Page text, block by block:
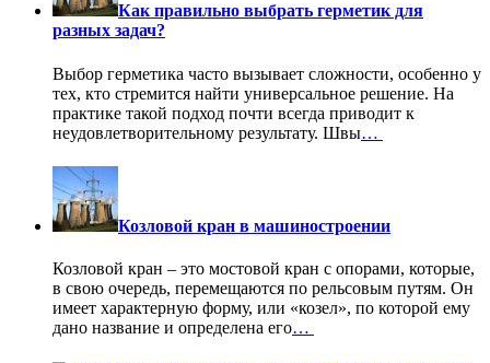
Как правильно выбрать герметик для
разных задач?
Выбор герметика часто вызывает сложности, особенно у
тех, кто стремится найти универсальное решение. На
практике такой подход почти всегда приводит к
неудовлетворительному результату. Швы…
Козловой кран в машиностроении
Козловой кран – это мостовой кран с опорами, которые,
в свою очередь, перемещаются по рельсовым путям. Он
имеет характерную форму, или «козел», по которой ему
дано название и определена его…